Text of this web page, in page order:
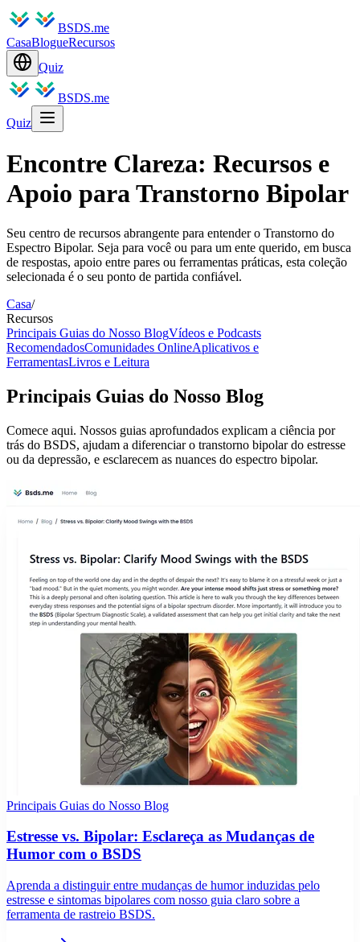
BSDS.me
CasaBlogueRecursos
Quiz
BSDS.me
Quiz
Encontre Clareza: Recursos e
Apoio para Transtorno Bipolar
Seu centro de recursos abrangente para entender o Transtorno do
Espectro Bipolar. Seja para você ou para um ente querido, em busca
de respostas, apoio entre pares ou ferramentas práticas, esta coleção
selecionada é o seu ponto de partida confiável.
Casa/
Recursos
Principais Guias do Nosso BlogVídeos e Podcasts
RecomendadosComunidades OnlineAplicativos e
FerramentasLivros e Leitura
Principais Guias do Nosso Blog
Comece aqui. Nossos guias aprofundados explicam a ciência por
trás do BSDS, ajudam a diferenciar o transtorno bipolar do estresse
ou da depressão, e esclarecem as nuances do espectro bipolar.
Principais Guias do Nosso Blog
Estresse vs. Bipolar: Esclareça as Mudanças de
Humor com o BSDS
Aprenda a distinguir entre mudanças de humor induzidas pelo
estresse e sintomas bipolares com nosso guia claro sobre a
ferramenta de rastreio BSDS.